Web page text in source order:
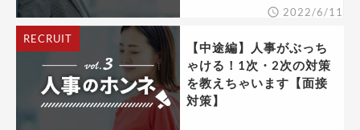
2022/6/11
RECRUIT
【中途編】人事がぶっち
ゃける！1次・2次の対策
を教えちゃいます【面接
対策】